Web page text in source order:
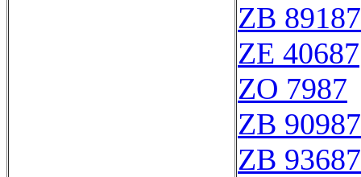
ZB 89187
ZE 40687
ZO 7987
ZB 90987
ZB 93687